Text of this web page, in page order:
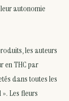
autonomie
les auteurs
en THC par
dans toutes les
Les fleurs